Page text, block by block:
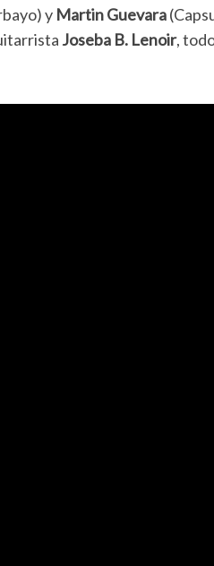
y Martin Guevara
Joseba B. Lenoir,